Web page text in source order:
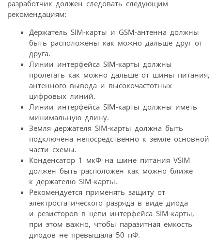
разработчик должен следовать следующим
рекомендациям:
Держатель SIM-карты и GSM-антенна должны
быть расположены как можно дальше друг от
друга.
Линии интерфейса SIM-карты должны
пролегать как можно дальше от шины питания,
антенного вывода и высокочастотных
цифровых линий.
Линии интерфейса SIM-карты должны иметь
минимальную длину.
Земля держателя SIM-карты должна быть
подключена непосредственно к земле основной
части схемы.
Конденсатор 1 мкФ на шине питания VSIM
должен быть расположен как можно ближе
к держателю SIM-карты.
Рекомендуется применять защиту от
электростатического разряда в виде диода
и резисторов в цепи интерфейса SIM-карты,
при этом важно, чтобы паразитная емкость
диодов не превышала 50 пФ.